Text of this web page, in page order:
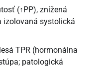
(↑PP), znížená
izolovaná systolická
TPR (hormonálna
patologická